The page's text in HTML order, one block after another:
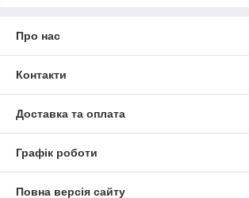
Про нас
Контакти
Доставка та оплата
Графік роботи
Повна версія сайту